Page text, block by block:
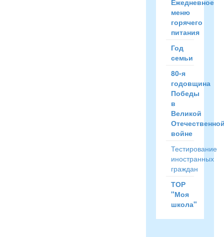
Ежедневное
меню
горячего
питания
Год
семьи
80-я
годовщина
Победы
в
Великой
войне
Тестирование
иностранных
граждан
ТОР
"Моя
школа"